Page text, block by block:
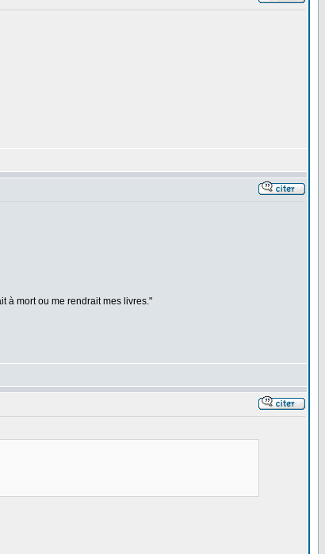
à mort ou me rendrait mes livres."